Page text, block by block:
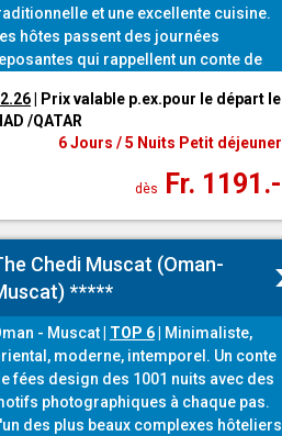
et une excellente cuisine.
hôtes passent des journées
qui rappellent un conte de
Lazy River fera le bonheur des
| Prix valable p.ex.pour le départ le
/QATAR
6 Jours / 5 Nuits Petit déjeuner
dès Fr. 1191.-
Chedi Muscat (Oman-
*****
- Muscat TOP 6|
Minimaliste,
moderne, intemporel. Un conte
fées design des 1001 nuits avec des
photographiques à chaque pas.
des plus beaux complexes hôteliers